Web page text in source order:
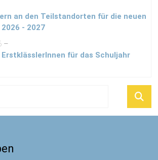
an den Teilstandorten für die neuen
- 2027
–
für das Schuljahr